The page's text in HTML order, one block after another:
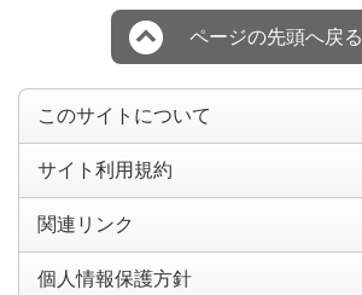
ページの先頭へ戻る
このサイトについて
サイト利用規約
関連リンク
個人情報保護方針